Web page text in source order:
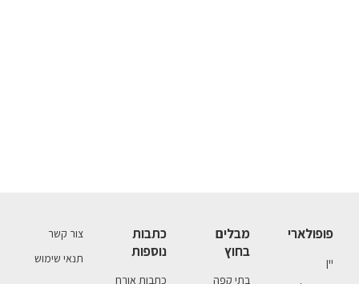
פופולארי
יין
מבלים
בחוץ
בתי קפה
כתבות
נוספות
כתבות אורח
צור קשר
תנאי שימוש